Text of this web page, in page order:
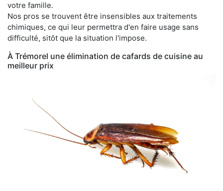
votre famille.
Nos pros se trouvent être insensibles aux traitements
chimiques, ce qui leur permettra d'en faire usage sans
difficulté, sitôt que la situation l'impose.
À Trémorel une élimination de cafards de cuisine au
meilleur prix